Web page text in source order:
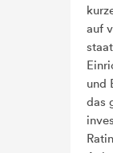
auf
und
das